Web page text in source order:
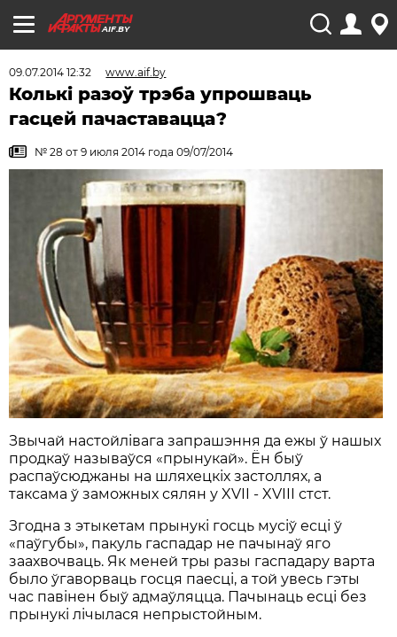
AIF.BY
09.07.2014 12:32 www.aif.by
Колькi разоў трэба упрошваць
гасцей пачаставацца?
№ 28 от 9 июля 2014 года 09/07/2014
Звычай настойлівага запрашэння да ежы ў нашых
продкаў называўся «прынукай». Ён быў
распаўсюджаны на шляхецкіх застоллях, а
таксама ў заможных сялян у XVII - XVIII стст.
Згодна з этыкетам прынукі госць мусіў есці ў
«паўгубы», пакуль гаспадар не пачынаў яго
заахвочваць. Як меней тры разы гаспадару варта
было ўгаворваць госця паесці, а той увесь гэты
час павінен быў адмаўляцца. Пачынаць есці без
прынукі лічылася непрыстойным.